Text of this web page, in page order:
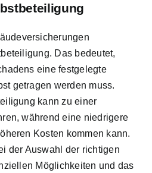
Das bedeutet,
eine festgelegte
getragen werden muss.
kann zu einer
während eine niedrigere
Kosten kommen kann.
der Auswahl der richtigen
Möglichkeiten und das